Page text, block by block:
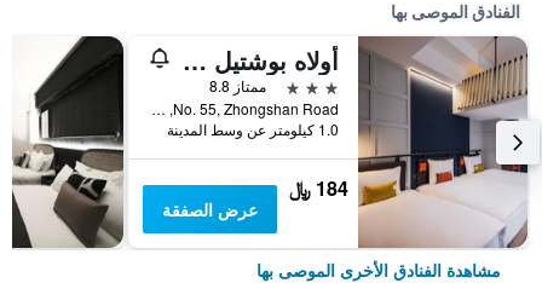
الفنادق الموصى بها
أولاه بوشتيل - تايتشونج ستيشن
3 نجوم
ممتاز 8.8
No. 55, Zhongshan Road, تايتشونغ, تايوان
1.0 كيلومتر عن وسط المدينة
184 ﷼
عرض الصفقة
مشاهدة الفنادق الأخرى الموصى بها